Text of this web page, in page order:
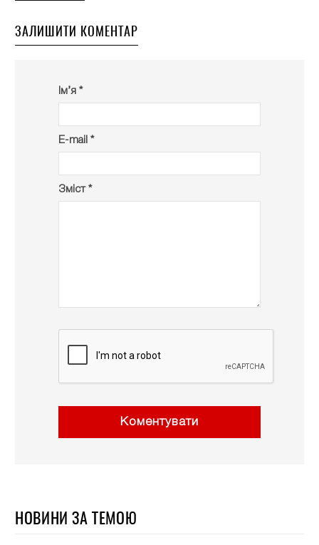
ЗАЛИШИТИ КОМЕНТАР
Ім’я *
E-mail *
Зміст *
Коментувати
НОВИНИ ЗА ТЕМОЮ